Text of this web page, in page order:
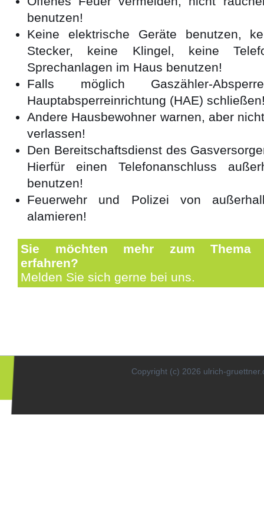
benutzen!
Keine elektrische Geräte benutzen,
Stecker, keine Klingel, keine
Sprechanlagen im Haus benutzen!
Falls möglich Gaszähler-
Hauptabsperreinrichtung (HAE)
Andere Hausbewohner warnen, aber
verlassen!
Den Bereitschaftsdienst des
Hierfür einen Telefonanschluss
benutzen!
Feuerwehr und Polizei von
alamieren!
Sie möchten mehr zum Thema
erfahren?
Melden Sie sich gerne bei uns.
Copyright (c) 2026 ulrich-